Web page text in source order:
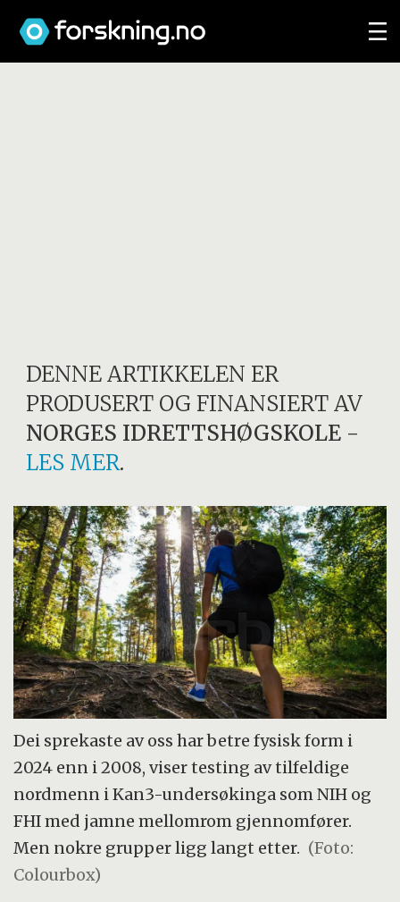
DENNE ARTIKKELEN ER
PRODUSERT OG FINANSIERT AV
NORGES IDRETTSHØGSKOLE -
LES MER.
Dei sprekaste av oss har betre fysisk form i
2024 enn i 2008, viser testing av tilfeldige
nordmenn i Kan3-undersøkinga som NIH og
FHI med jamne mellomrom gjennomfører.
Men nokre grupper ligg langt etter. (Foto:
Colourbox)